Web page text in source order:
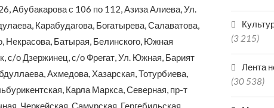
Абубакарова с 106 по 112, Азиза Алиева, Ул.
Карабудагова, Богатырева, Салаватова,
Некрасова, Батырая, Белинского, Южная
с/о Дзержинец, с/о Фрегат, Ул. Южная, Барият
Ахмедова, Хазарская, Тотурбиева,
Карла Маркса, Северная, пр-т
Черкейская, Самурская, Гергебильская,
(3 215)
Лента
(30 538)